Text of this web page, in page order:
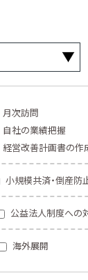
月次訪問
自社の業績把握
経営改善計画書の作
小規模共済・倒産防
公益法人制度への
海外展開